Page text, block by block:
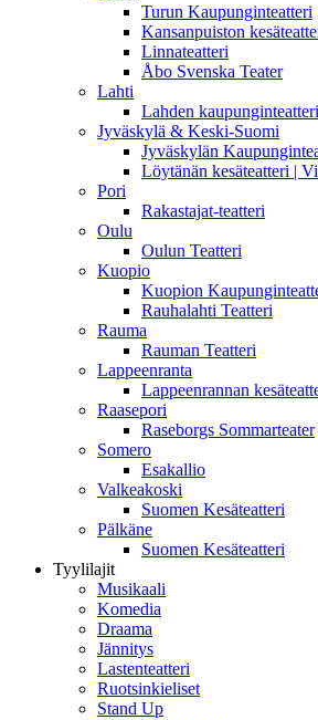
Turun Kaupunginteatteri
Kansanpuiston
Linnateatteri
Åbo Svenska Teater
Lahti
Lahden kaupunginteatteri
Jyväskylä & Keski-Suomi
Jyväskylän
Löytänän kesäteatteri |
Pori
Rakastajat-teatteri
Oulu
Oulun Teatteri
Kuopio
Kuopion
Rauhalahti Teatteri
Rauma
Rauman Teatteri
Lappeenranta
Lappeenrannan
Raasepori
Raseborgs Sommarteater
Somero
Esakallio
Valkeakoski
Suomen Kesäteatteri
Pälkäne
Suomen Kesäteatteri
Tyylilajit
Musikaali
Komedia
Draama
Jännitys
Lastenteatteri
Ruotsinkieliset
Stand Up